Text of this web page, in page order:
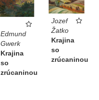
Edmund
Gwerk
Krajina
so
zrúcaninou
Jozef
Žatko
Krajina
so
zrúcaninou